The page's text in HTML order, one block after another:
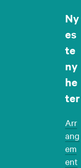
Ny
es
te
ny
he
ter
Arr
ang
em
ent